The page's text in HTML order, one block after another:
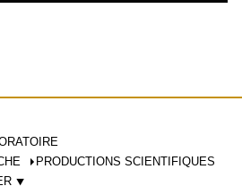
PRODUCTIONS SCIENTIFIQUES
⯆